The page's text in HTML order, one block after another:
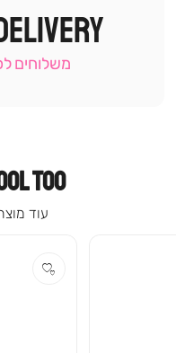
משלוחים
TOO
עוד